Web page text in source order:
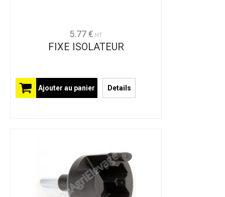
5.77 € HT
FIXE ISOLATEUR
Ajouter au panier Details